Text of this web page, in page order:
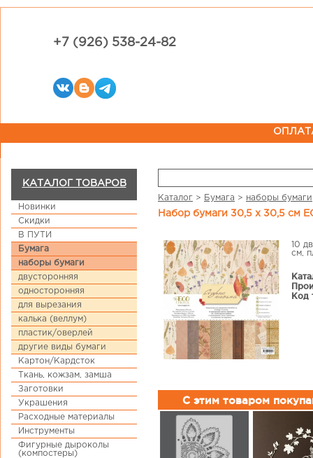
+7 (926) 538-24-82
КАТАЛОГ ТОВАРОВ
Новинки
Скидки
В ПУТИ
Бумага
наборы бумаги
двусторонняя
односторонняя
для вырезания
калька (веллум)
пластик/оверлей
другие виды бумаги
Картон/Кардсток
Ткань, кожзам, замша
Заготовки
Украшения
Расходные материалы
Инструменты
Фигурные дыроколы
(компостеры)
Каталог > Бумага > наборы бумаги
Набор бумаги 30,5 х 30,5 см
10
см,
Код
С этим товаром